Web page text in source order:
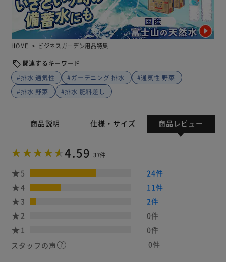
HOME ビジネスガーデン用品特集
関連するキーワード
#排水 通気性
#ガーデニング 排水
#通気性 野菜
#排水 野菜
#排水 肥料差し
商品説明 仕様・サイズ 商品レビュー
4.59 37件
5
24件
4
11件
3
2件
2
0件
1
0件
スタッフの声
0件